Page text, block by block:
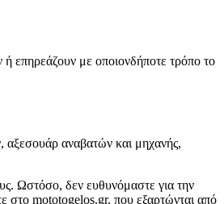
ή επηρεάζουν με οποιονδήποτε τρόπο το
αξεσουάρ αναβατών και μηχανής,
Ωστόσο, δεν ευθυνόμαστε για την
στο mototogelos.gr, που εξαρτώνται από